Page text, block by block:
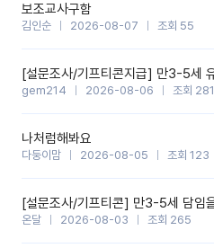
보조교사구함
김인순 2026-08-07 조회 55
gem214 2026-08-06 조회 281
나처럼해봐요
다둥이맘 2026-08-05 조회 123
온달 2026-08-03 조회 265